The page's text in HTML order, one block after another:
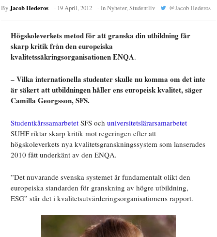
ByJacob Hederos - 19 April, 2012 - InNyheter,Studentliv @Jacob Hederos
Högskoleverkets metod för att granska din utbildning får
skarp kritik från den europeiska
kvalitetssäkringsorganisationen ENQA.
– Vilka internationella studenter skulle nu komma om det inte
är säkert att utbildningen håller ens europeisk kvalitet, säger
Camilla Georgsson, SFS.
Studentkårssamarbetet SFS ochuniversitetslärarsamarbetet
SUHF riktar skarp kritik mot regeringen efter att
högskoleverkets nya kvalitetsgranskningssystem som lanserades
2010 fått underkänt av den ENQA.
”Det nuvarande svenska systemet är fundamentalt olikt den
europeiska standarden för granskning av högre utbildning,
ESG” står det i kvalitetsutvärderingsorganisationens rapport.